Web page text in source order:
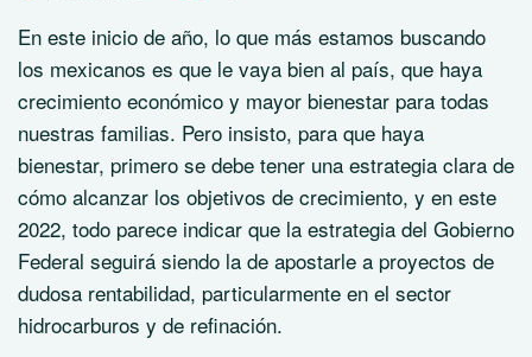
En este inicio de año, lo que más estamos buscando
los mexicanos es que le vaya bien al país, que haya
crecimiento económico y mayor bienestar para todas
nuestras familias. Pero insisto, para que haya
bienestar, primero se debe tener una estrategia clara de
cómo alcanzar los objetivos de crecimiento, y en este
2022, todo parece indicar que la estrategia del Gobierno
Federal seguirá siendo la de apostarle a proyectos de
dudosa rentabilidad, particularmente en el sector
hidrocarburos y de refinación.